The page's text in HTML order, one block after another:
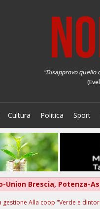
“Disapprovo
Cultura Politica Sport
Union Brescia, Potenza-
Alla coop "Verde e